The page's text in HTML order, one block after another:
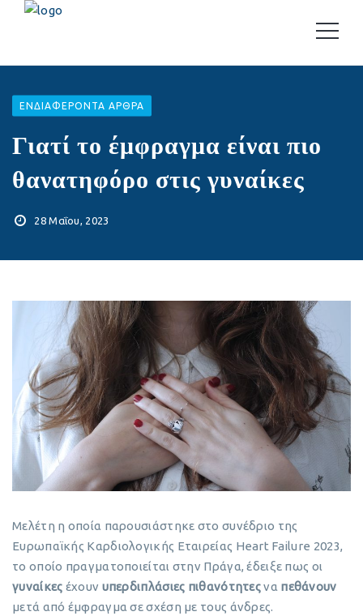
EΝΔΙΑΦΈΡΟΝΤΑ ΆΡΘΡΑ
Γιατί το έμφραγμα είναι πιο
θανατηφόρο στις γυναίκες
28 Μαΐου, 2023
Μελέτη η οποία παρουσιάστηκε στο συνέδριο της
Ευρωπαϊκής Καρδιολογικής Εταιρείας Heart Failure 2023,
το οποίο πραγματοποιείται στην Πράγα, έδειξε πως οι
γυναίκες έχουν υπερδιπλάσιες πιθανότητεςνα πεθάνουν
μετά από έμφραγμα σε σχέση με τους άνδρες.